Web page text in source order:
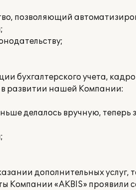
позволяющий
бухгалтерского учета,
развитии нашей Компании:
делалось вручную, теперь
дополнительных услуг,
Компании «AKBIS» проявили